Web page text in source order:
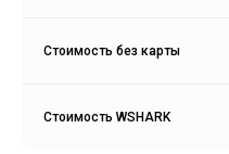
Стоимость без карты
Стоимость WSHARK